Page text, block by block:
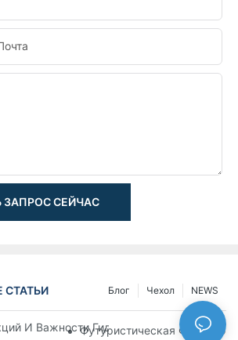
ЗАПРОС СЕЙЧАС
NEWS
Чехол
Блог
И Важности Гидравлических
Футуристическая